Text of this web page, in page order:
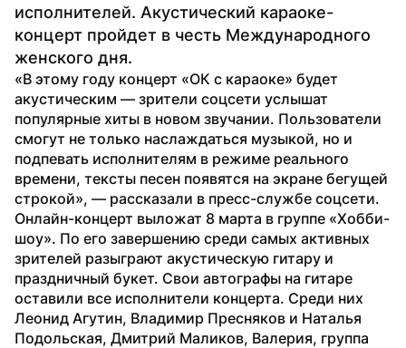
исполнителей. Акустический караоке-
концерт пройдет в честь Международного
женского дня.
«В этому году концерт «ОК с караоке» будет
акустическим — зрители соцсети услышат
популярные хиты в новом звучании. Пользователи
смогут не только наслаждаться музыкой, но и
подпевать исполнителям в режиме реального
времени, тексты песен появятся на экране бегущей
строкой», — рассказали в пресс-службе соцсети.
Онлайн-концерт выложат 8 марта в группе «Хобби-
шоу». По его завершению среди самых активных
зрителей разыграют акустическую гитару и
праздничный букет. Свои автографы на гитаре
оставили все исполнители концерта. Среди них
Леонид Агутин, Владимир Пресняков и Наталья
Подольская, Дмитрий Маликов, Валерия, группа